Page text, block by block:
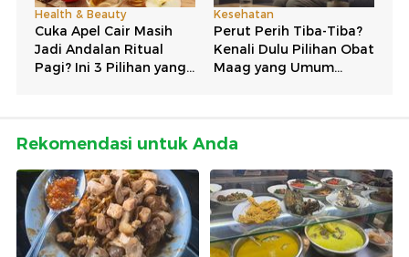
Rekomendasi untuk Anda